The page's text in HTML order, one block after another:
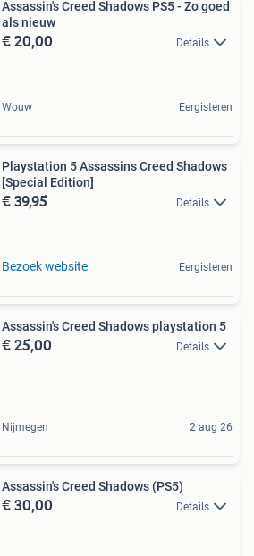
Assassin's Creed Shadows PS5 - Zo goed
als nieuw
€ 20,00 Details
Wouw Eergisteren
Playstation 5 Assassins Creed Shadows
[Special Edition]
€ 39,95 Details
Bezoek website Eergisteren
Assassin's Creed Shadows playstation 5
€ 25,00 Details
Nijmegen 2 aug 26
Assassin's Creed Shadows (PS5)
€ 30,00 Details